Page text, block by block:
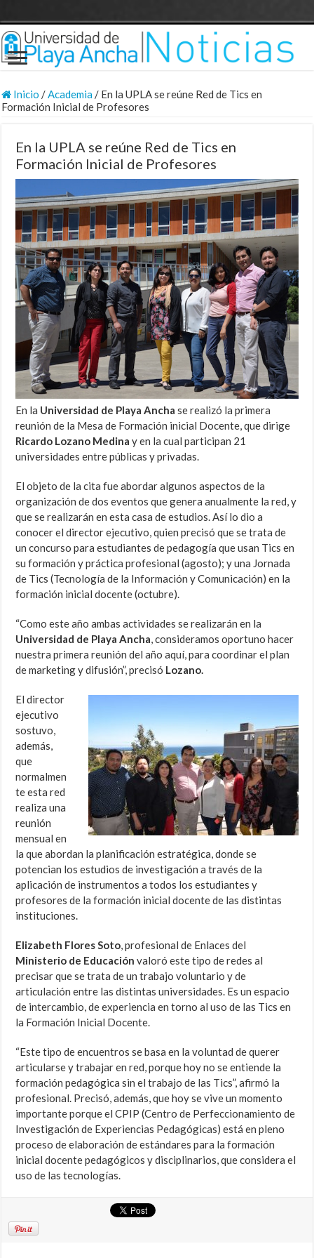
Inicio /Academia/ En la UPLA se reúne Red de Tics en
Formación Inicial de Profesores
En la UPLA se reúne Red de Tics en
Formación Inicial de Profesores
En la Universidad de Playa Ancha se realizó la primera
reunión de la Mesa de Formación inicial Docente, que dirige
Ricardo Lozano Medina y en la cual participan 21
universidades entre públicas y privadas.
El objeto de la cita fue abordar algunos aspectos de la
organización de dos eventos que genera anualmente la red, y
que se realizarán en esta casa de estudios. Así lo dio a
conocer el director ejecutivo, quien precisó que se trata de
un concurso para estudiantes de pedagogía que usan Tics en
su formación y práctica profesional (agosto); y una Jornada
de Tics (Tecnología de la Información y Comunicación) en la
formación inicial docente (octubre).
“Como este año ambas actividades se realizarán en la
Universidad de Playa Ancha, consideramos oportuno hacer
nuestra primera reunión del año aquí, para coordinar el plan
de marketing y difusión”, precisó Lozano.
El director
ejecutivo
sostuvo,
además,
que
normalmen
te esta red
realiza una
reunión
mensual en
la que abordan la planificación estratégica, donde se
potencian los estudios de investigación a través de la
aplicación de instrumentos a todos los estudiantes y
profesores de la formación inicial docente de las distintas
instituciones.
Elizabeth Flores Soto, profesional de Enlaces del
Ministerio de Educación valoró este tipo de redes al
precisar que se trata de un trabajo voluntario y de
articulación entre las distintas universidades. Es un espacio
de intercambio, de experiencia en torno al uso de las Tics en
la Formación Inicial Docente.
“Este tipo de encuentros se basa en la voluntad de querer
articularse y trabajar en red, porque hoy no se entiende la
formación pedagógica sin el trabajo de las Tics”, afirmó la
profesional. Precisó, además, que hoy se vive un momento
importante porque el CPIP (Centro de Perfeccionamiento de
Investigación de Experiencias Pedagógicas) está en pleno
proceso de elaboración de estándares para la formación
inicial docente pedagógicos y disciplinarios, que considera el
uso de las tecnologías.